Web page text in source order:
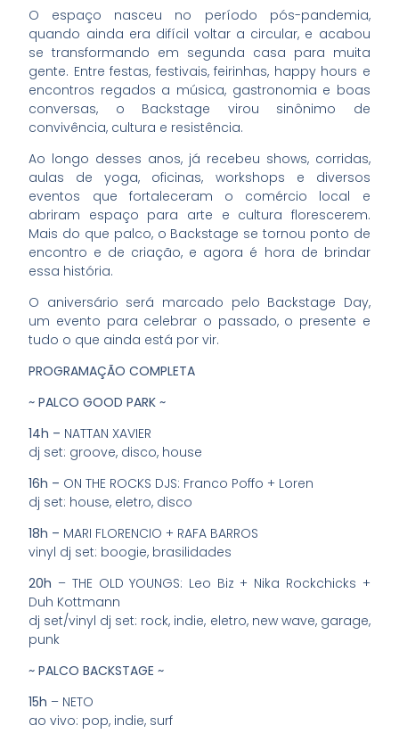
O espaço nasceu no período pós-pandemia,
quando ainda era difícil voltar a circular, e acabou
se transformando em segunda casa para muita
gente. Entre festas, festivais, feirinhas, happy hours e
encontros regados a música, gastronomia e boas
conversas, o Backstage virou sinônimo de
convivência, cultura e resistência.
Ao longo desses anos, já recebeu shows, corridas,
aulas de yoga, oficinas, workshops e diversos
eventos que fortaleceram o comércio local e
abriram espaço para arte e cultura florescerem.
Mais do que palco, o Backstage se tornou ponto de
encontro e de criação, e agora é hora de brindar
essa história.
O aniversário será marcado pelo Backstage Day,
um evento para celebrar o passado, o presente e
tudo o que ainda está por vir.
PROGRAMAÇÃO COMPLETA
~ PALCO GOOD PARK ~
14h – NATTAN XAVIER
dj set: groove, disco, house
16h – ON THE ROCKS DJS: Franco Poffo + Loren
dj set: house, eletro, disco
18h – MARI FLORENCIO + RAFA BARROS
vinyl dj set: boogie, brasilidades
20h – THE OLD YOUNGS: Leo Biz + Nika Rockchicks +
Duh Kottmann
dj set/vinyl dj set: rock, indie, eletro, new wave, garage,
punk
~ PALCO BACKSTAGE ~
15h – NETO
ao vivo: pop, indie, surf